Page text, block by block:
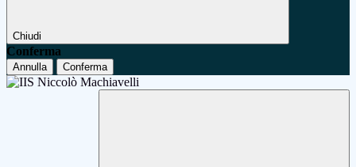
Chiudi
Conferma
Annulla Conferma